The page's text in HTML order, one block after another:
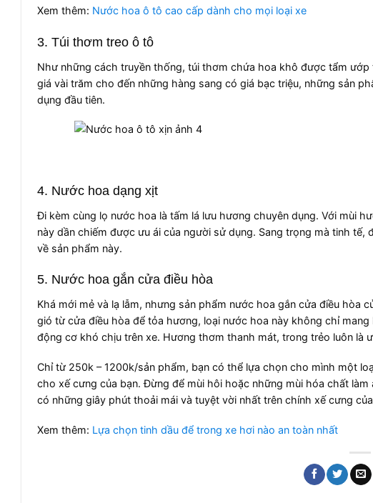
Xem thêm: Nước hoa ô tô cao cấp dành cho mọi loại xe
3. Túi thơm treo ô tô
Như những cách truyền thống, túi thơm chứa hoa khô được tẩm
giá vài trăm cho đến những hàng sang có giá bạc triệu, những sản
dụng đầu tiên.
4. Nước hoa dạng xịt
Đi kèm cùng lọ nước hoa là tấm lá lưu hương chuyên dụng. Với mùi
này dần chiếm được ưu ái của người sử dụng. Sang trọng mà tinh
về sản phẩm này.
5. Nước hoa gắn cửa điều hòa
Khá mới mẻ và lạ lẫm, nhưng sản phẩm nước hoa gắn cửa điều hòa
gió từ cửa điều hòa để tỏa hương, loại nước hoa này không chỉ
động cơ khó chịu trên xe. Hương thơm thanh mát, trong trẻo luôn là
Chỉ từ 250k – 1200k/sản phẩm, bạn có thể lựa chọn cho mình một
cho xế cưng của bạn. Đừng để mùi hôi hoặc những mùi hóa chất
có những giây phút thoải mái và tuyệt vời nhất trên chính xế cưng
Xem thêm: Lựa chọn tinh dầu để trong xe hơi nào an toàn nhất